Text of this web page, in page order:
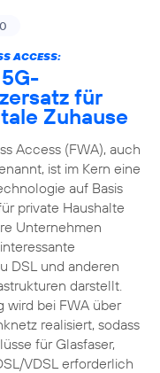
ACCESS:
für
Zuhause
Access (FWA), auch
ist im Kern eine
auf Basis
private Haushalte
Unternehmen
DSL und anderen
darstellt.
wird bei FWA über
realisiert, sodass
für Glasfaser,
VDSL erforderlich